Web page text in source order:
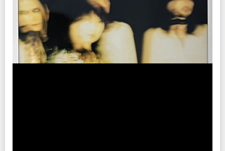
クリエイティブマン：03-3499-6669 (月・水・金 12:00〜16:00)
企画・制作・招聘：クリエイティブマンプロダクション